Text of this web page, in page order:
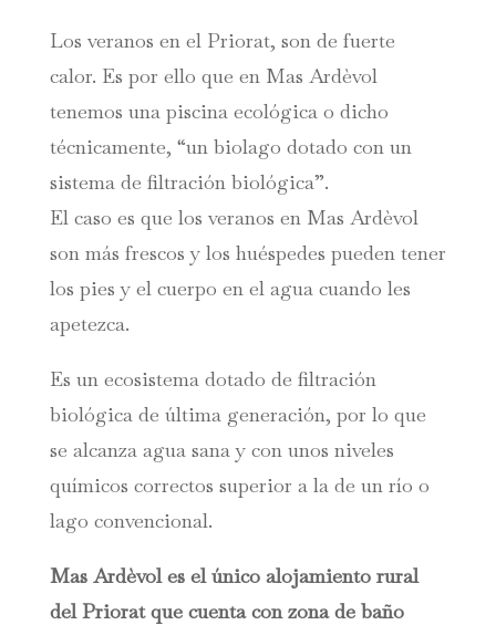
Los veranos en el Priorat, son de fuerte
calor. Es por ello que en Mas Ardèvol
tenemos una piscina ecológica o dicho
técnicamente, “un biolago dotado con un
sistema de filtración biológica”.
El caso es que los veranos en Mas Ardèvol
son más frescos y los huéspedes pueden tener
los pies y el cuerpo en el agua cuando les
apetezca.
Es un ecosistema dotado de filtración
biológica de última generación, por lo que
se alcanza agua sana y con unos niveles
químicos correctos superior a la de un río o
lago convencional.
Mas Ardèvol es el único alojamiento rural
del Priorat que cuenta con zona de baño